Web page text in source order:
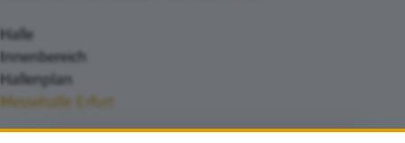
Halle
Innenbereich
Hallenplan
Messehalle Erfurt